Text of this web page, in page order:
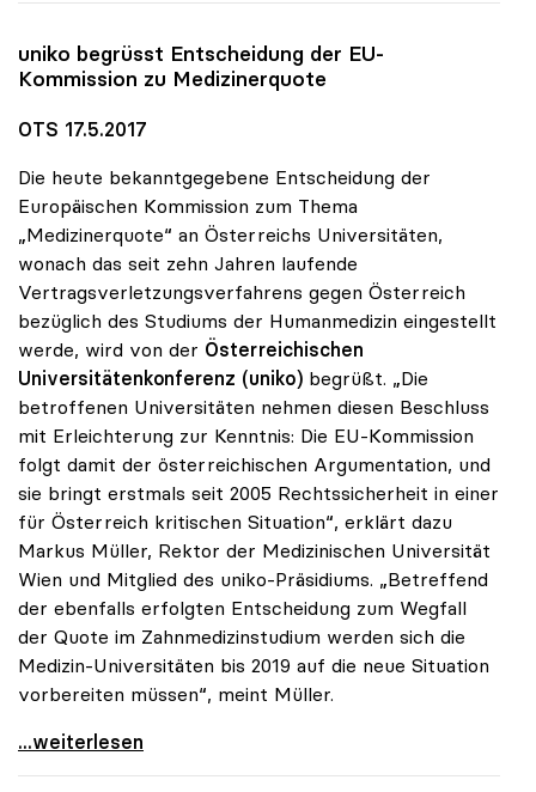
uniko begrüsst Entscheidung der EU-
Kommission zu Medizinerquote
OTS 17.5.2017
Die heute bekanntgegebene Entscheidung der
Europäischen Kommission zum Thema
„Medizinerquote“ an Österreichs Universitäten,
wonach das seit zehn Jahren laufende
Vertragsverletzungsverfahrens gegen Österreich
bezüglich des Studiums der Humanmedizin eingestellt
werde, wird von der Österreichischen
Universitätenkonferenz (uniko) begrüßt. „Die
betroffenen Universitäten nehmen diesen Beschluss
mit Erleichterung zur Kenntnis: Die EU-Kommission
folgt damit der österreichischen Argumentation, und
sie bringt erstmals seit 2005 Rechtssicherheit in einer
für Österreich kritischen Situation“, erklärt dazu
Markus Müller, Rektor der Medizinischen Universität
Wien und Mitglied des uniko-Präsidiums. „Betreffend
der ebenfalls erfolgten Entscheidung zum Wegfall
der Quote im Zahnmedizinstudium werden sich die
Medizin-Universitäten bis 2019 auf die neue Situation
vorbereiten müssen“, meint Müller.
uniko begrüsst Entscheidung der EU-Kommission zu
...weiterlesen